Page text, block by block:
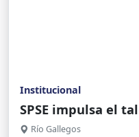
Institucional
SPSE impulsa el
Saludable:
Río Gallegos